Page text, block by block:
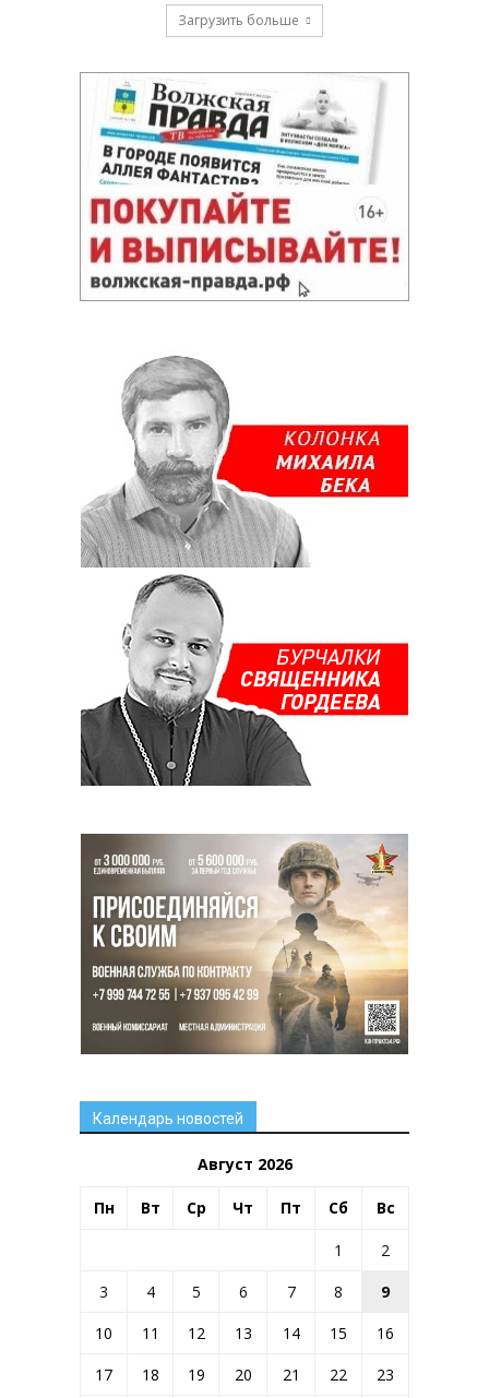
Загрузить больше
Календарь новостей
Август 2026
Пн Вт Ср Чт Пт Сб Вс
1
2
3
4 5 6 7 8
9
10
11 12 13 14 15
16
17
18 19 20 21 22
23